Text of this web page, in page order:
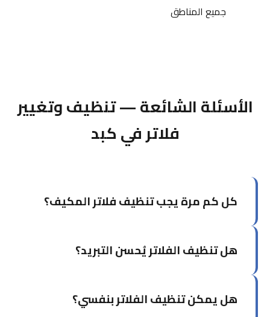
جميع المناطق
الأسئلة الشائعة — تنظيف وتغيير
فلاتر في كبد
كل كم مرة يجب تنظيف فلاتر المكيف؟
خلال موسم الصيف بسبب الأتربة والرمال، وكل ثلاثة
هل تنظيف الفلاتر يُحسن التبريد؟
الهواء وتُعيد كفاءة التبريد لمستواها الطبيعي.
هل يمكن تنظيف الفلاتر بنفسي؟